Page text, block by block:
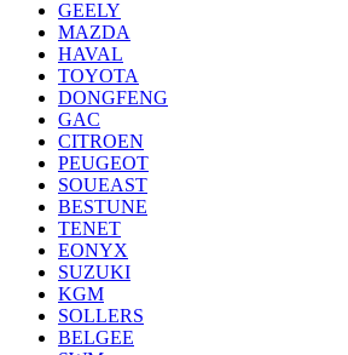
GEELY
MAZDA
HAVAL
TOYOTA
DONGFENG
GAC
CITROEN
PEUGEOT
SOUEAST
BESTUNE
TENET
EONYX
SUZUKI
KGM
SOLLERS
BELGEE